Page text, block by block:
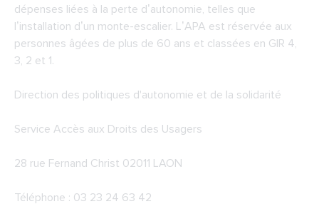
dépenses liées à la perte d’autonomie, telles que
l’installation d’un monte-escalier. L’APA est réservée aux
personnes âgées de plus de 60 ans et classées en GIR 4,
3, 2 et 1.
Direction des politiques d'autonomie et de la solidarité
Service Accès aux Droits des Usagers
28 rue Fernand Christ 02011 LAON
Téléphone : 03 23 24 63 42